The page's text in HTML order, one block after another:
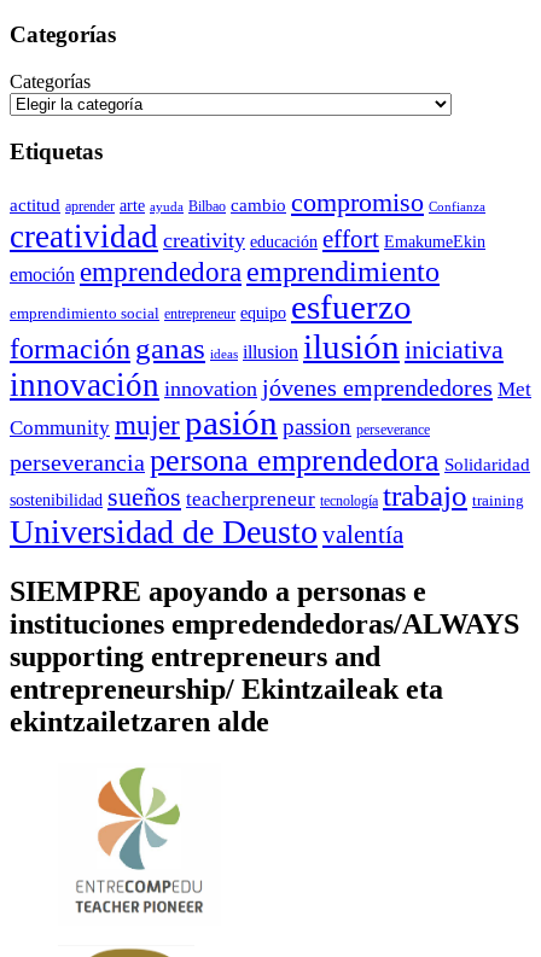
Categorías
Categorías
Etiquetas
actitud aprender arte ayuda Bilbao cambio compromiso Confianza
creatividad creativity educación effort EmakumeEkin
emoción emprendedoraemprendimiento
emprendimiento social entrepreneur equipo esfuerzo
formaciónganas ideas illusion ilusión iniciativa
innovación innovation jóvenes emprendedores Met
Community mujerpasión passion perseverance
perseveranciapersona emprendedora Solidaridad
sostenibilidad sueños teacherpreneur tecnología trabajo training
Universidad de Deusto valentía
SIEMPRE apoyando a personas e
instituciones empredendedoras/ALWAYS
supporting entrepreneurs and
entrepreneurship/ Ekintzaileak eta
ekintzailetzaren alde